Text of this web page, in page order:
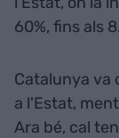
60%, fins als
Catalunya va
a l'Estat,
Ara bé, cal